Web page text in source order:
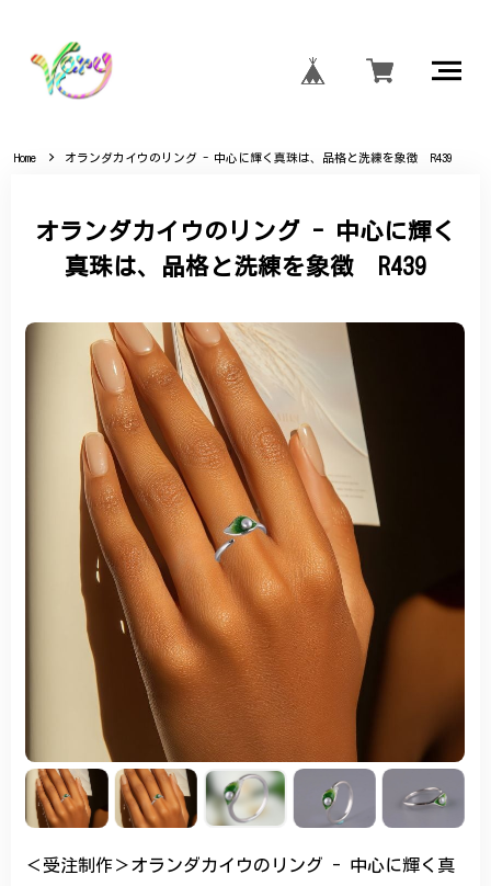
Home オランダカイウのリング - 中心に輝く真珠は、品格と洗練を象徴 R439
オランダカイウのリング - 中心に輝く
真珠は、品格と洗練を象徴 R439
＜受注制作＞オランダカイウのリング - 中心に輝く真